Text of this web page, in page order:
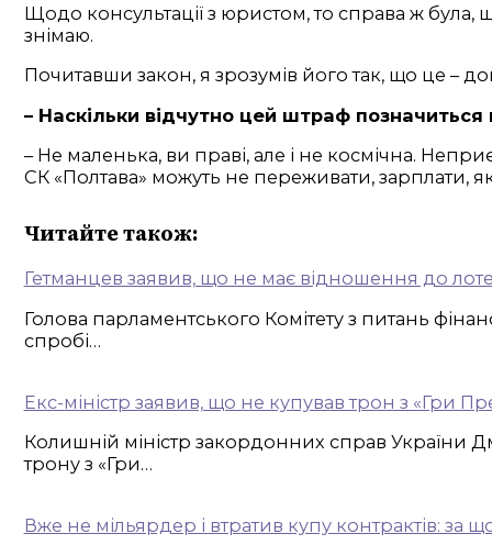
Щодо консультації з юристом, то справа ж була,
знімаю.
Почитавши закон, я зрозумів його так, що це –
– Наскільки відчутно цей штраф
– Не маленька, ви праві, але і не космічна.
СК «Полтава» можуть не переживати, зарплати,
Читайте також:
Гетманцев заявив, що не має відношення до
Голова парламентського Комітету з питань
спробі…
Екс-міністр заявив, що не купував трон з «Гри
Колишній міністр закордонних справ України
трону з «Гри…
Вже не мільярдер і втратив купу контрактів: за